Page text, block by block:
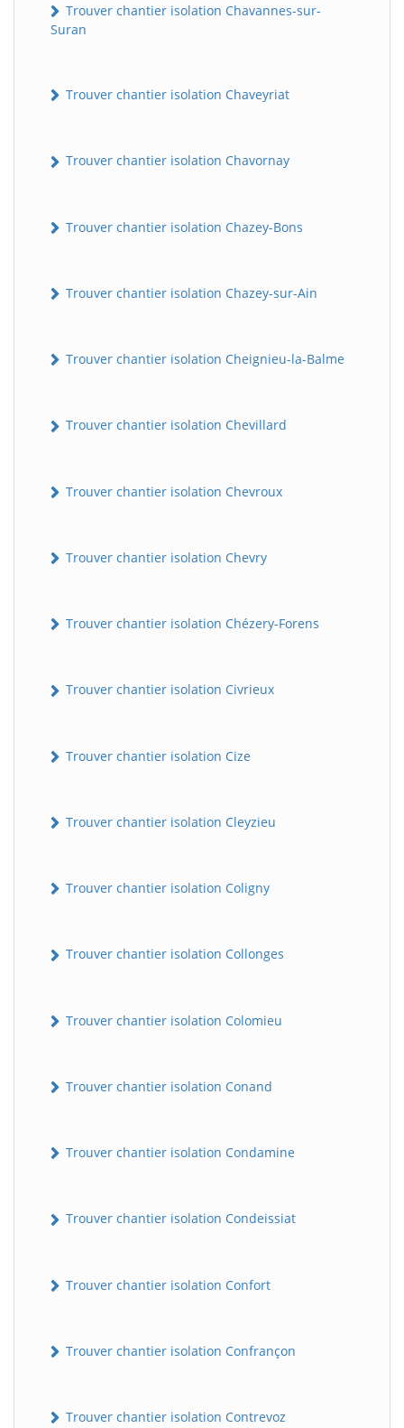
Trouver chantier isolation Chavannes-sur-
Suran
Trouver chantier isolation Chaveyriat
Trouver chantier isolation Chavornay
Trouver chantier isolation Chazey-Bons
Trouver chantier isolation Chazey-sur-Ain
Trouver chantier isolation Cheignieu-la-Balme
Trouver chantier isolation Chevillard
Trouver chantier isolation Chevroux
Trouver chantier isolation Chevry
Trouver chantier isolation Chézery-Forens
Trouver chantier isolation Civrieux
Trouver chantier isolation Cize
Trouver chantier isolation Cleyzieu
Trouver chantier isolation Coligny
Trouver chantier isolation Collonges
Trouver chantier isolation Colomieu
Trouver chantier isolation Conand
Trouver chantier isolation Condamine
Trouver chantier isolation Condeissiat
Trouver chantier isolation Confort
Trouver chantier isolation Confrançon
Trouver chantier isolation Contrevoz
BatiWebPro